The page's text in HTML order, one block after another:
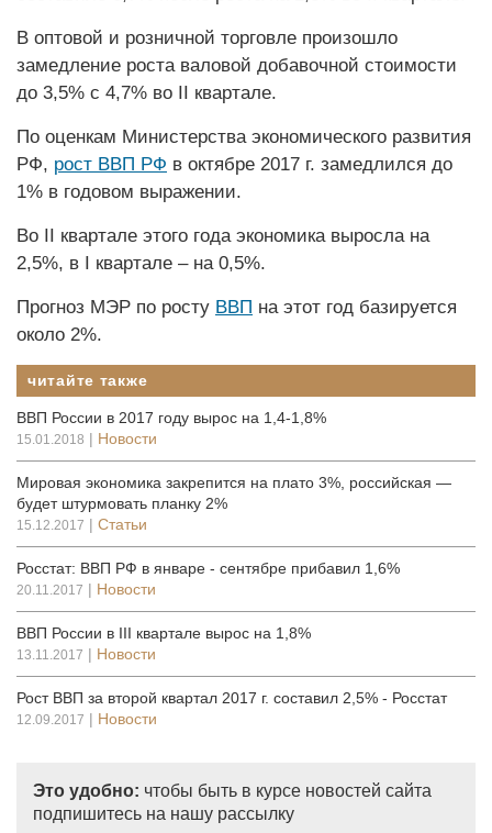
В оптовой и розничной торговле произошло
замедление роста валовой добавочной стоимости
до 3,5% с 4,7% во II квартале.
По оценкам Министерства экономического развития
РФ, рост ВВП РФ в октябре 2017 г. замедлился до
1% в годовом выражении.
Во II квартале этого года экономика выросла на
2,5%, в I квартале – на 0,5%.
Прогноз МЭР по росту ВВП на этот год базируется
около 2%.
читайте также
ВВП России в 2017 году вырос на 1,4-1,8%
15.01.2018 | Новости
Мировая экономика закрепится на плато 3%, российская —
будет штурмовать планку 2%
15.12.2017 | Статьи
Росстат: ВВП РФ в январе - сентябре прибавил 1,6%
20.11.2017 | Новости
ВВП России в III квартале вырос на 1,8%
13.11.2017 | Новости
Рост ВВП за второй квартал 2017 г. составил 2,5% - Росстат
12.09.2017 | Новости
Это удобно: чтобы быть в курсе новостей сайта
подпишитесь на нашу рассылку